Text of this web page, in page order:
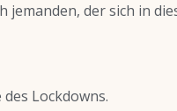
jemanden, der sich in
Lockdowns.